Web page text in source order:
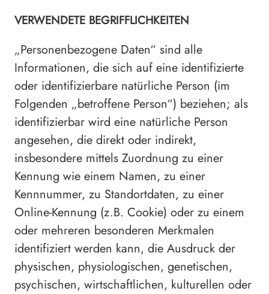
VERWENDETE BEGRIFFLICHKEITEN
„Personenbezogene Daten“ sind alle
Informationen, die sich auf eine identifizierte
oder identifizierbare natürliche Person (im
Folgenden „betroffene Person“) beziehen; als
identifizierbar wird eine natürliche Person
angesehen, die direkt oder indirekt,
insbesondere mittels Zuordnung zu einer
Kennung wie einem Namen, zu einer
Kennnummer, zu Standortdaten, zu einer
Online-Kennung (z.B. Cookie) oder zu einem
oder mehreren besonderen Merkmalen
identifiziert werden kann, die Ausdruck der
physischen, physiologischen, genetischen,
psychischen, wirtschaftlichen, kulturellen oder